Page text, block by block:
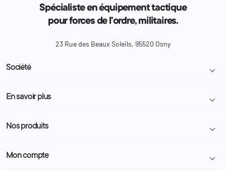
Spécialiste en équipement tactique
pour forces de l'ordre, militaires.
23 Rue des Beaux Soleils, 95520 Osny
Société 
Livraison et retour colis
Demande de devis
Nous contacter
En savoir plus 
Programme Fidélité
Administration
Nos produits 
Police Municipale | ASVP
Mon compte 